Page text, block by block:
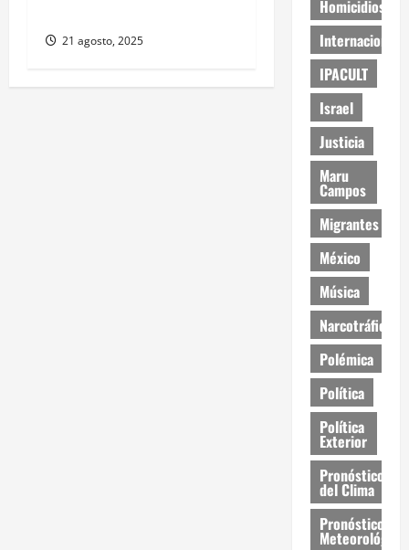
21 agosto, 2025
Homicidios
Internacional
IPACULT
Israel
Justicia
Maru
Campos
Migrantes
México
Música
Narcotráfico
Polémica
Política
Política
Exterior
Pronóstico
del Clima
Pronóstico
Meteorológico